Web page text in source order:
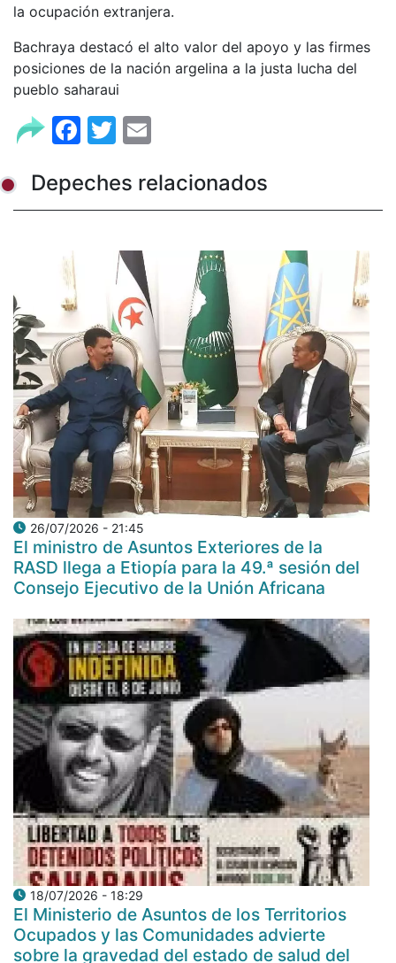
la ocupación extranjera.
Bachraya destacó el alto valor del apoyo y las firmes
posiciones de la nación argelina a la justa lucha del
pueblo saharaui
Facebook
Twitter
Depeches relacionados
26/07/2026 - 21:45
El ministro de Asuntos Exteriores de la
RASD llega a Etiopía para la 49.ª sesión del
Consejo Ejecutivo de la Unión Africana
18/07/2026 - 18:29
El Ministerio de Asuntos de los Territorios
Ocupados y las Comunidades advierte
sobre la gravedad del estado de salud del